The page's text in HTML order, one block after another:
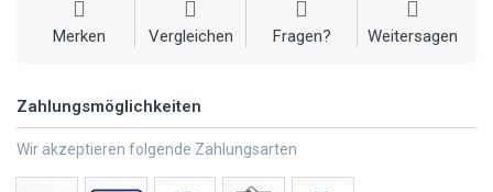
Merken Vergleichen Fragen? Weitersagen
Zahlungsmöglichkeiten
Wir akzeptieren folgende Zahlungsarten